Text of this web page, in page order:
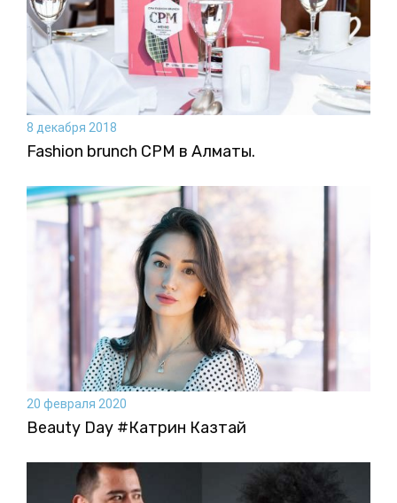
8 декабря 2018
Fashion brunch CPM в Алматы.
20 февраля 2020
Beauty Day #Катрин Казтай